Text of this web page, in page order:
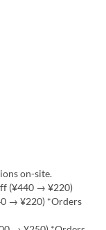
on-site.
(¥440 → ¥220)
→ ¥220) *Orders